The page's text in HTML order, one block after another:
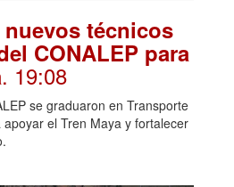
nuevos técnicos
CONALEP para
. 19:08
se graduaron en Transporte
el Tren Maya y fortalecer